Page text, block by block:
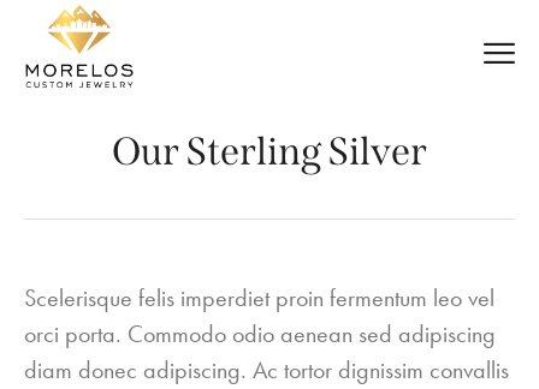
Our Sterling Silver
Scelerisque felis imperdiet proin fermentum leo vel
orci porta. Commodo odio aenean sed adipiscing
diam donec adipiscing. Ac tortor dignissim convallis